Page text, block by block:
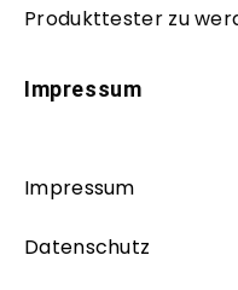
Produkttester zu
Impressum
Impressum
Datenschutz